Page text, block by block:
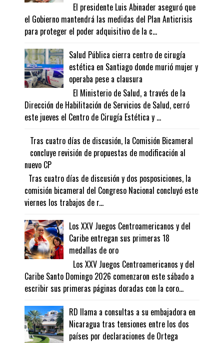
El presidente Luis Abinader aseguró que
el Gobierno mantendrá las medidas del Plan Anticrisis
para proteger el poder adquisitivo de la c...
Salud Pública cierra centro de cirugía
estética en Santiago donde murió mujer y
operaba pese a clausura
El Ministerio de Salud, a través de la
Dirección de Habilitación de Servicios de Salud, cerró
este jueves el Centro de Cirugía Estética y ...
Tras cuatro días de discusión, la Comisión Bicameral
concluye revisión de propuestas de modificación al
nuevo CP
Tras cuatro días de discusión y dos posposiciones, la
comisión bicameral del Congreso Nacional concluyó este
viernes los trabajos de r...
Los XXV Juegos Centroamericanos y del
Caribe entregan sus primeras 18
medallas de oro
Los XXV Juegos Centroamericanos y del
Caribe Santo Domingo 2026 comenzaron este sábado a
escribir sus primeras páginas doradas con la coro...
RD llama a consultas a su embajadora en
Nicaragua tras tensiones entre los dos
países por declaraciones de Ortega